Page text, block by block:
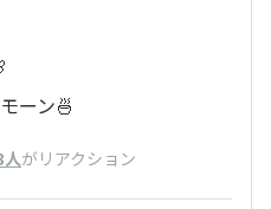
ーン🍜
がリアクション